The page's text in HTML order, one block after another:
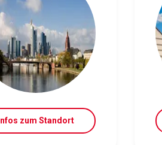
Infos zum Standort